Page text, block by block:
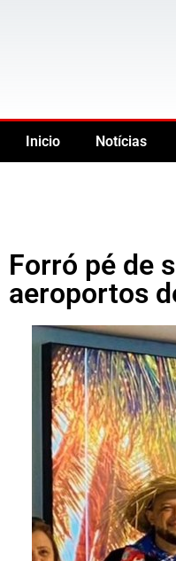
Inicio Notícias
Forró pé de
aeroportos